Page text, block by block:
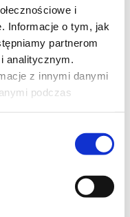
i
Informacje o tym, jak
partnerom
analitycznym.
z innymi danymi
podczas
dubbing
by powstrzymać
swoją rodzinę.